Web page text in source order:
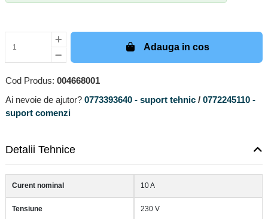
Adauga in cos
Cod Produs: 004668001
Ai nevoie de ajutor? 0773393640 - suport tehnic / 0772245110 -
suport comenzi
Detalii Tehnice
Curent nominal 10 A
Tensiune 230 V